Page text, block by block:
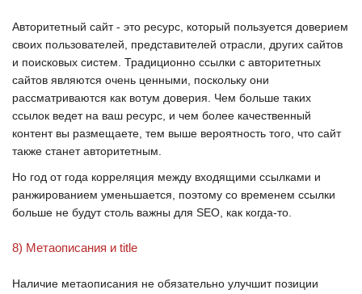
Авторитетный сайт - это ресурс, который пользуется доверием
своих пользователей, представителей отрасли, других сайтов
и поисковых систем. Традиционно ссылки с авторитетных
сайтов являются очень ценными, поскольку они
рассматриваются как вотум доверия. Чем больше таких
ссылок ведет на ваш ресурс, и чем более качественный
контент вы размещаете, тем выше вероятность того, что сайт
также станет авторитетным.
Но год от года корреляция между входящими ссылками и
ранжированием уменьшается, поэтому со временем ссылки
больше не будут столь важны для SEO , как когда-то.
8) Метаописания и title
Наличие метаописания не обязательно улучшит позиции